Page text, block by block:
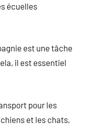
écuelles
est une tâche
il est essentiel
pour les
et les chats,